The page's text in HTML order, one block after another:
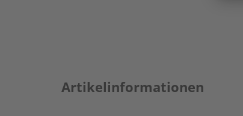
Artikelinformationen